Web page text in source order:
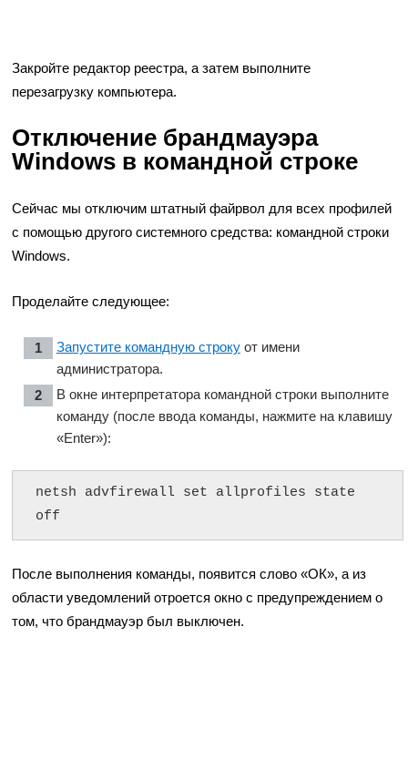
Закройте редактор реестра, а затем выполните
перезагрузку компьютера.
Отключение брандмауэра
Windows в командной строке
Сейчас мы отключим штатный файрвол для всех профилей
с помощью другого системного средства: командной строки
Windows.
Проделайте следующее:
Запустите командную строкуот имени
администратора.
В окне интерпретатора командной строки выполните
команду (после ввода команды, нажмите на клавишу
«Enter»):
netsh advfirewall set allprofiles state
off
После выполнения команды, появится слово «ОК», а из
области уведомлений отроется окно с предупреждением о
том, что брандмауэр был выключен.